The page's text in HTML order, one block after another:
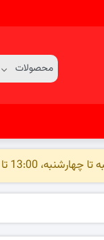
13:00 تا 01:00 -/-